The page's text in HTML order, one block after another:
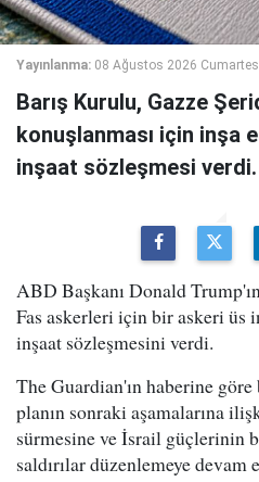
Yayınlanma: 08 Ağustos 2026
Barış Kurulu, Gazze
konuşlanması için inşa
inşaat sözleşmesi verdi.
ABD Başkanı Donald
Fas askerleri için bir askeri üs
inşaat sözleşmesini verdi.
The Guardian'ın haberine
planın sonraki aşamalarına
sürmesine ve İsrail güçlerinin
saldırılar düzenlemeye devam